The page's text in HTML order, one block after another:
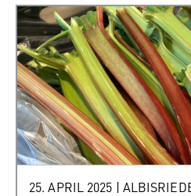
25. APRIL 2025 |